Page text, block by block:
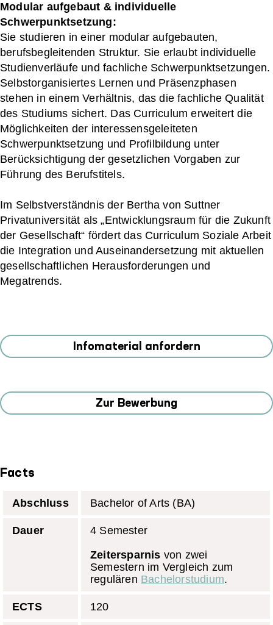
Modular aufgebaut & individuelle
Schwerpunktsetzung:
Sie studieren in einer modular aufgebauten,
berufsbegleitenden Struktur. Sie erlaubt individuelle
Studienverläufe und fachliche Schwerpunktsetzungen.
Selbstorganisiertes Lernen und Präsenzphasen
stehen in einem Verhältnis, das die fachliche Qualität
des Studiums sichert. Das Curriculum erweitert die
Möglichkeiten der interessensgeleiteten
Schwerpunktsetzung und Profilbildung unter
Berücksichtigung der gesetzlichen Vorgaben zur
Führung des Berufstitels.
Im Selbstverständnis der Bertha von Suttner
Privatuniversität als „Entwicklungsraum für die Zukunft
der Gesellschaft“ fördert das Curriculum Soziale Arbeit
die Integration und Auseinandersetzung mit aktuellen
gesellschaftlichen Herausforderungen und
Megatrends.
Infomaterial anfordern
Zur Bewerbung
Facts
Abschluss Bachelor of Arts (BA)
Dauer
4 Semester
Zeitersparnis von zwei
Semestern im Vergleich zum
regulären Bachelorstudium.
ECTS 120